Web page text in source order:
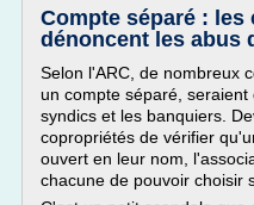
Compte séparé : les
dénoncent les abus
Selon l'ARC, de nombreux
un compte séparé,
syndics et les banquiers.
copropriétés de vérifier
ouvert en leur nom,
chacune de pouvoir choisir